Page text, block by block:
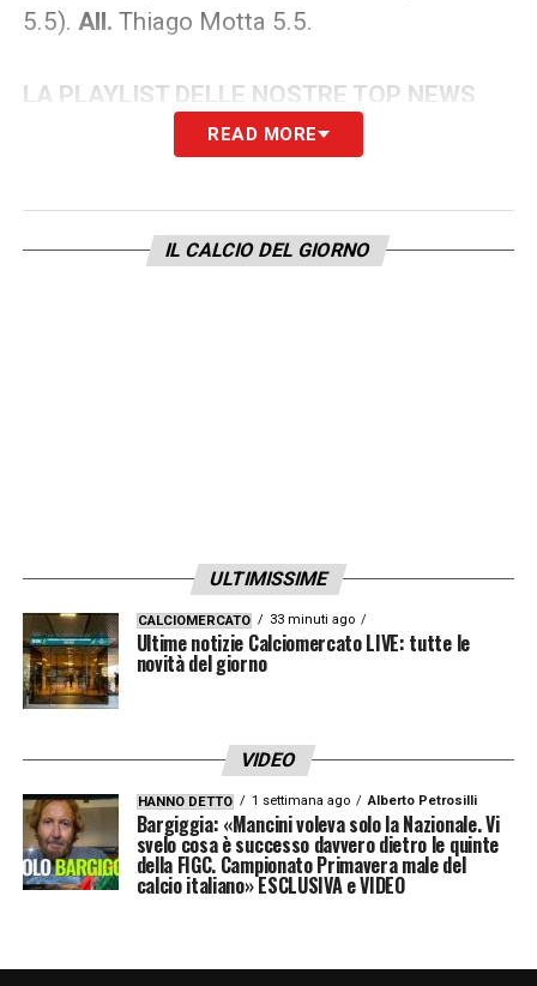
5.5). All. Thiago Motta 5.5.
LA PLAYLIST DELLE NOSTRE TOP NEWS
READ MORE
IL CALCIO DEL GIORNO
ULTIMISSIME
CALCIOMERCATO 33 minuti ago
Ultime notizie Calciomercato LIVE: tutte le
novità del giorno
VIDEO
HANNO DETTO 1 settimana ago Alberto Petrosilli
Bargiggia: «Mancini voleva solo la Nazionale. Vi
svelo cosa è successo davvero dietro le quinte
della FIGC. Campionato Primavera male del
calcio italiano» ESCLUSIVA e VIDEO